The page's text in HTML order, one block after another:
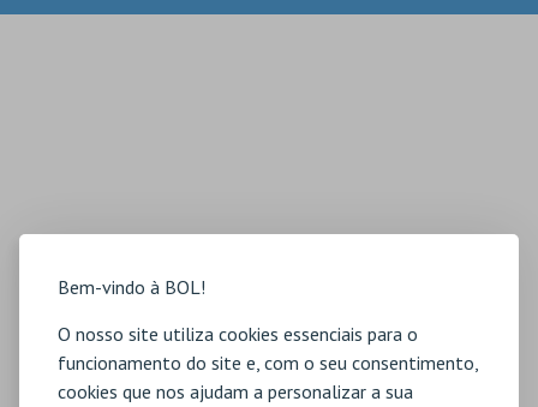
Bem-vindo à BOL!
O nosso site utiliza cookies essenciais para o
funcionamento do site e, com o seu consentimento,
cookies que nos ajudam a personalizar a sua